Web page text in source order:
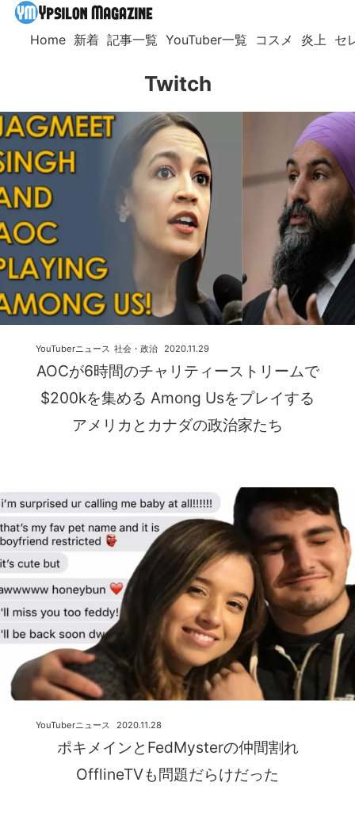
Home 新着 記事一覧 YouTuber一覧 コスメ 炎上 セ
Twitch
AOCが6時間のチャリティーストリームで
$200kを集める Among Usをプレイする
アメリカとカナダの政治家たち
2020.11.29
YouTuberニュース 社会・政治
ポキメインとFedMysterの仲間割れ
OfflineTVも問題だらけだった
2020.11.28
YouTuberニュース